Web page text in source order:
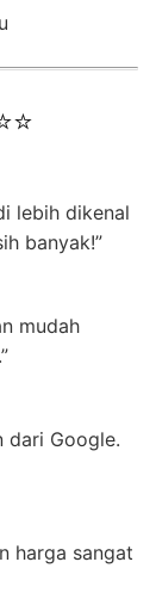
lebih dikenal
banyak!”
mudah
dari Google.
harga sangat